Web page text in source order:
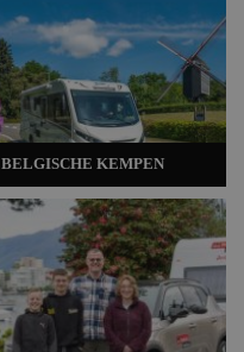
BELGISCHE KEMPEN